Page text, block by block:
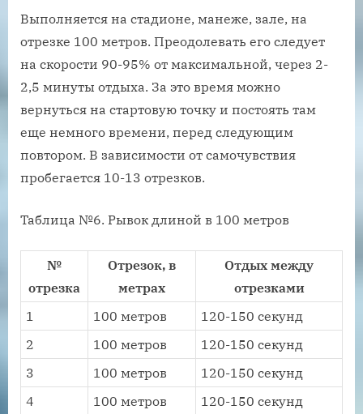
Выполняется на стадионе, манеже, зале, на
отрезке 100 метров. Преодолевать его следует
на скорости 90-95% от максимальной, через 2-
2,5 минуты отдыха. За это время можно
вернуться на стартовую точку и постоять там
еще немного времени, перед следующим
повтором. В зависимости от самочувствия
пробегается 10-13 отрезков.
Таблица №6. Рывок длиной в 100 метров
№
отрезка
Отрезок, в
метрах
Отдых между
отрезками
1
100 метров
120-150 секунд
2
100 метров
120-150 секунд
3
100 метров
120-150 секунд
4
100 метров
120-150 секунд